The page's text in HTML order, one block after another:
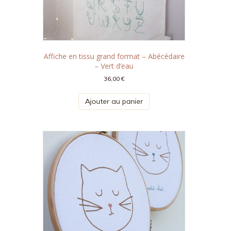
Affiche en tissu grand format – Abécédaire
– Vert d’eau
36,00€
Ajouter au panier